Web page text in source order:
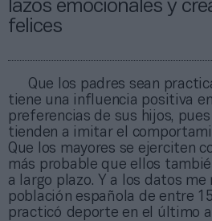
lazos emocionales y
felices
Que los padres sean
tiene una influencia positiva
preferencias de sus hijos,
tienden a imitar el
Que los mayores se ejerciten
más probable que ellos
a largo plazo. Y a los datos me
población española de entre
practicó deporte en el último